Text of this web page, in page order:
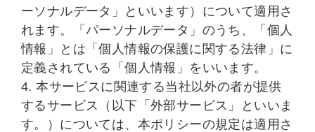
ーソナルデータ」といいます）について適用さ
れます。「パーソナルデータ」のうち、「個人
情報」とは「個人情報の保護に関する法律」に
定義されている「個人情報」をいいます。
4. 本サービスに関連する当社以外の者が提供
するサービス（以下「外部サービス」といいま
す。）については、本ポリシーの規定は適用さ